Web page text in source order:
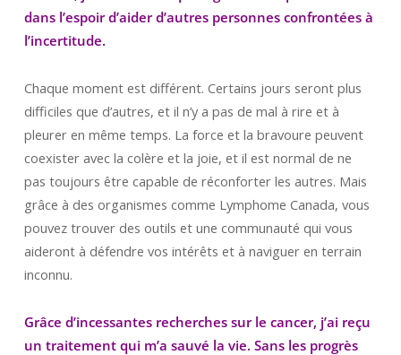
dans l’espoir d’aider d’autres personnes confrontées à
l’incertitude.
Chaque moment est différent. Certains jours seront plus
difficiles que d’autres, et il n’y a pas de mal à rire et à
pleurer en même temps. La force et la bravoure peuvent
coexister avec la colère et la joie, et il est normal de ne
pas toujours être capable de réconforter les autres. Mais
grâce à des organismes comme Lymphome Canada, vous
pouvez trouver des outils et une communauté qui vous
aideront à défendre vos intérêts et à naviguer en terrain
inconnu.
Grâce d’incessantes recherches sur le cancer, j’ai reçu
un traitement qui m’a sauvé la vie. Sans les progrès